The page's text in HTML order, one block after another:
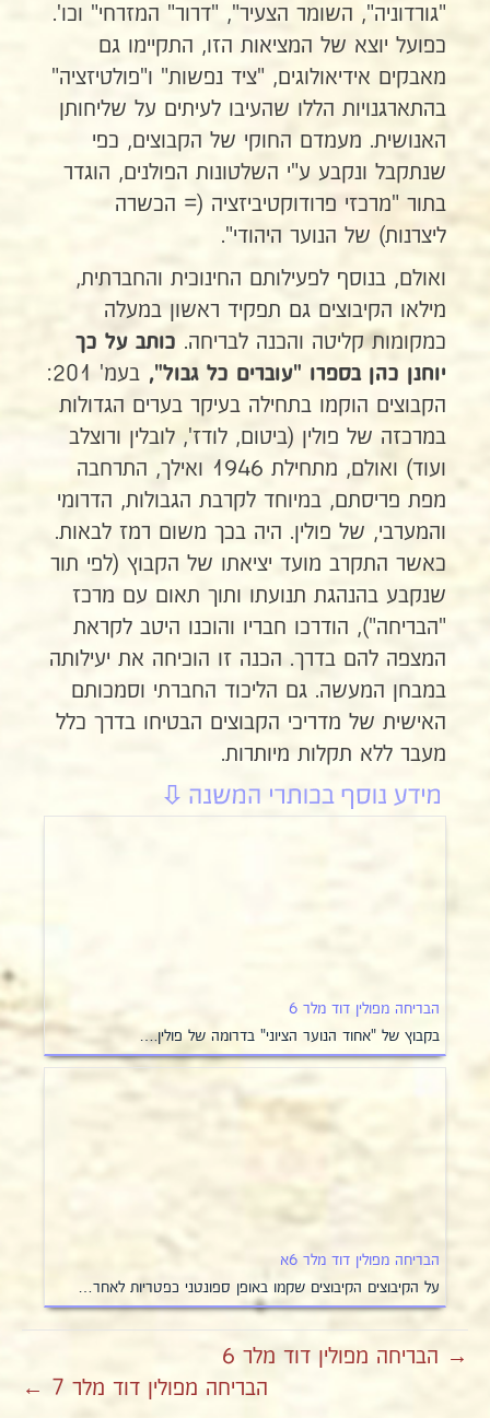
"גורדוניה", השומר הצעיר", "דרור" המזרחי" וכו'.
כפועל יוצא של המציאות הזו, התקיימו גם
מאבקים אידיאולוגים, "ציד נפשות" ו"פולטיזציה"
בהתארגנויות הללו שהעיבו לעיתים על שליחותן
האנושית. מעמדם החוקי של הקבוצים, כפי
שנתקבל ונקבע ע"י השלטונות הפולנים, הוגדר
בתור "מרכזי פרודוקטיביזציה (= הכשרה
ליצרנות) של הנוער היהודי".
ואולם, בנוסף לפעילותם החינוכית והחברתית,
מילאו הקיבוצים גם תפקיד ראשון במעלה
כמקומות קליטה והכנה לבריחה. כותב על כך
יוחנן כהן בספרו "עוברים כל גבול",
בעמ' 201:
הקבוצים הוקמו בתחילה בעיקר בערים הגדולות
במרכזה של פולין (ביטום, לודז', לובלין ורוצלב
ועוד) ואולם, מתחילת 1946 ואילך, התרחבה
מפת פריסתם, במיוחד לקרבת הגבולות, הדרומי
והמערבי, של פולין. היה בכך משום רמז לבאות.
כאשר התקרב מועד יציאתו של הקבוץ (לפי תור
שנקבע בהנהגת תנועתו ותוך תאום עם מרכז
"הבריחה"), הודרכו חבריו והוכנו היטב לקראת
המצפה להם בדרך. הכנה זו הוכיחה את יעילותה
במבחן המעשה. גם הליכוד החברתי וסמכותם
האישית של מדריכי הקבוצים הבטיחו בדרך כלל
מעבר ללא תקלות מיותרות.
הבריחה מפולין דוד מלר 6
בקבוץ של "אחוד הנוער הציוני" בדרומה של פולין.…
הבריחה מפולין דוד מלר 6א
על הקיבוצים הקיבוצים שקמו באופן ספונטני כפטריות לאחר…
→ הבריחה מפולין דוד מלר 6
הבריחה מפולין דוד מלר 7 ←